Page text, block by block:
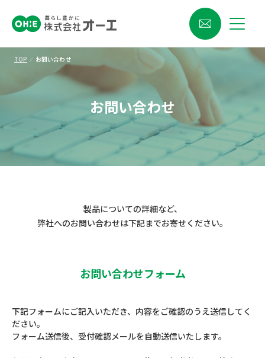
TOP ⁄ お問い合わせ
お問い合わせ
製品についての詳細など、
弊社へのお問い合わせは下記までお寄せください。
お問い合わせフォーム
下記フォームにご記入いただき、内容をご確認のうえ送信してく
ださい。
フォーム送信後、受付確認メールを自動送信いたします。